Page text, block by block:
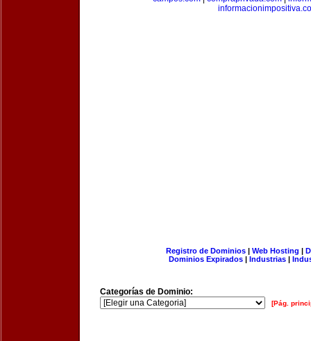
Registro de Dominios| Web Hosting |
Dominios Expirados | Industrias |
Categorías de Dominio:
[Pág.